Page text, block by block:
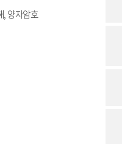
, 양자암호